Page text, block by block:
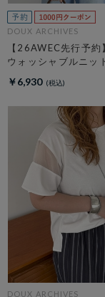
DOUX ARCHIVES
【26AWEC先行予約
ウォッシャブルニッ
￥6,930
DOUX ARCHIVES